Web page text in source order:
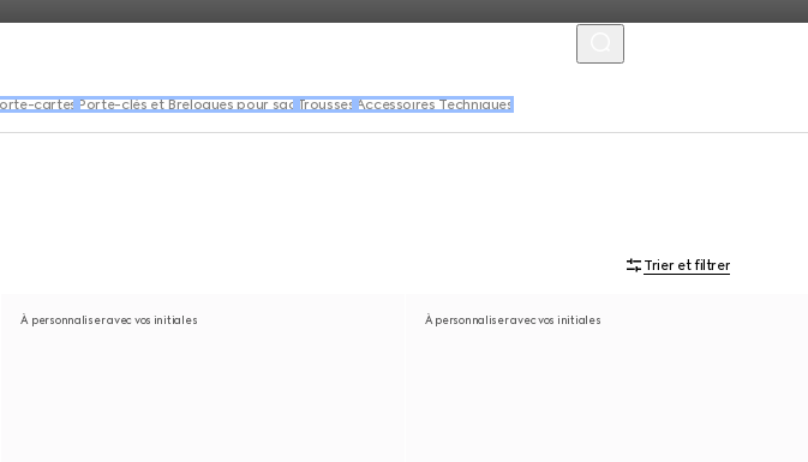
cartes Porte-clés et Breloques pour sac Trousses Accessoires Techniques
Trier et filtrer
À personnaliser avec vos initiales À personnaliser avec vos initiales